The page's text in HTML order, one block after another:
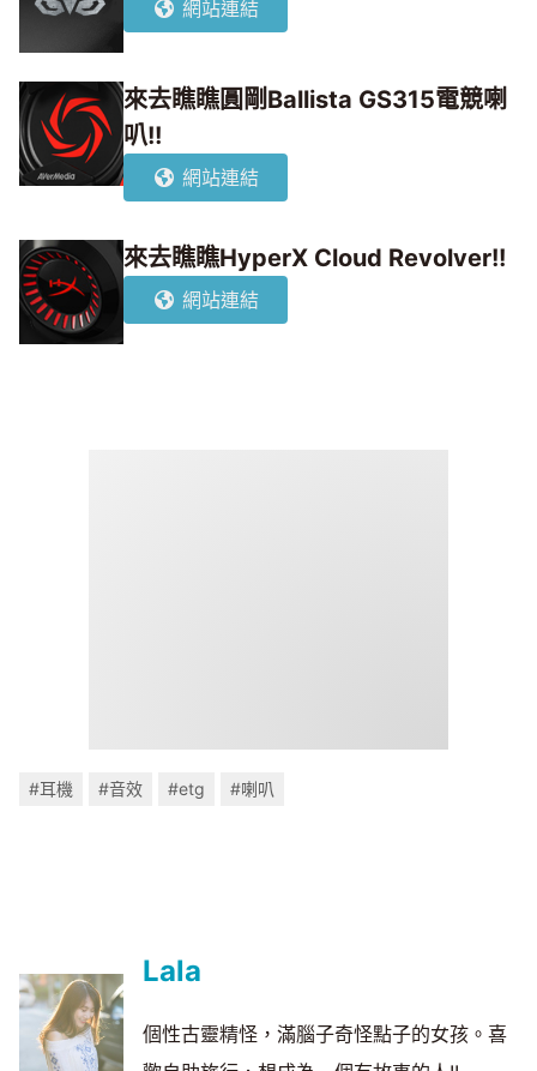
網站連結
來去瞧瞧圓剛Ballista GS315電競喇
叭!!
網站連結
來去瞧瞧HyperX Cloud Revolver!!
網站連結
#耳機 #音效 #etg #喇叭
Lala
個性古靈精怪，滿腦子奇怪點子的女孩。喜